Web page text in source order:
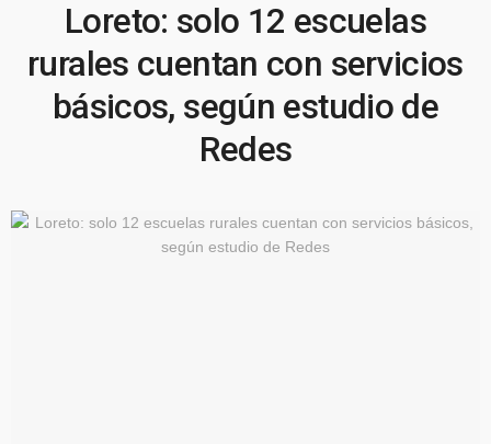
Loreto: solo 12 escuelas
rurales cuentan con servicios
básicos, según estudio de
Redes